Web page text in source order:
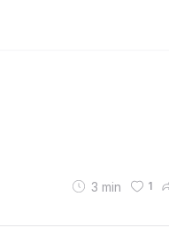
3 min 1